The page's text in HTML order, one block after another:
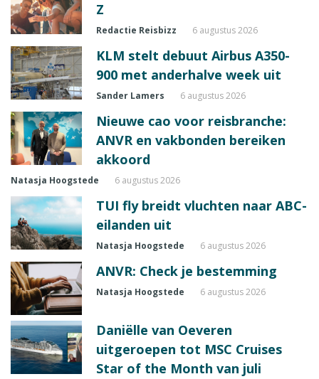
Z
Redactie Reisbizz 6 augustus 2026
KLM stelt debuut Airbus A350-
900 met anderhalve week uit
Sander Lamers 6 augustus 2026
Nieuwe cao voor reisbranche:
ANVR en vakbonden bereiken
akkoord
Natasja Hoogstede 6 augustus 2026
TUI fly breidt vluchten naar ABC-
eilanden uit
Natasja Hoogstede 6 augustus 2026
ANVR: Check je bestemming
Natasja Hoogstede 6 augustus 2026
Daniëlle van Oeveren
uitgeroepen tot MSC Cruises
Star of the Month van juli